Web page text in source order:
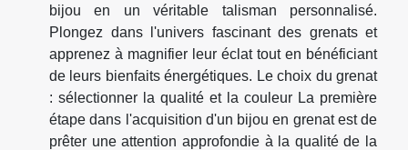
bijou en un véritable talisman personnalisé.
Plongez dans l'univers fascinant des grenats et
apprenez à magnifier leur éclat tout en bénéficiant
de leurs bienfaits énergétiques. Le choix du grenat
: sélectionner la qualité et la couleur La première
étape dans l'acquisition d'un bijou en grenat est de
prêter une attention approfondie à la qualité de la